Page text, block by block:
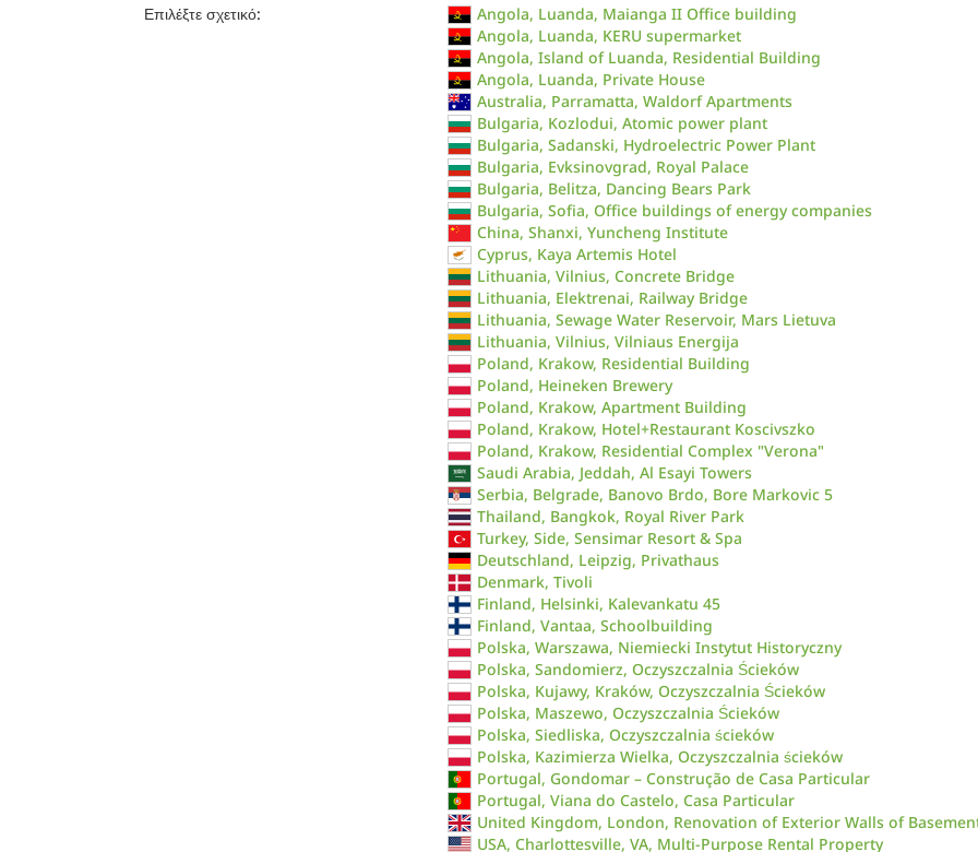
Επιλέξτε σχετικό:
Angola, Luanda, Maianga II Office building
Angola, Luanda, KERU supermarket
Angola, Island of Luanda, Residential Building
Angola, Luanda, Private House
Australia, Parramatta, Waldorf Apartments
Bulgaria, Kozlodui, Atomic power plant
Bulgaria, Sadanski, Hydroelectric Power Plant
Bulgaria, Evksinovgrad, Royal Palace
Bulgaria, Belitza, Dancing Bears Park
Bulgaria, Sofia, Office buildings of energy companies
China, Shanxi, Yuncheng Institute
Cyprus, Kaya Artemis Hotel
Lithuania, Vilnius, Concrete Bridge
Lithuania, Elektrenai, Railway Bridge
Lithuania, Sewage Water Reservoir, Mars Lietuva
Lithuania, Vilnius, Vilniaus Energija
Poland, Krakow, Residential Building
Poland, Heineken Brewery
Poland, Krakow, Apartment Building
Poland, Krakow, Hotel+Restaurant Koscivszko
Poland, Krakow, Residential Complex "Verona"
Saudi Arabia, Jeddah, Al Esayi Towers
Serbia, Belgrade, Banovo Brdo, Bore Markovic 5
Thailand, Bangkok, Royal River Park
Turkey, Side, Sensimar Resort & Spa
Deutschland, Leipzig, Privathaus
Denmark, Tivoli
Finland, Helsinki, Kalevankatu 45
Finland, Vantaa, Schoolbuilding
Polska, Warszawa, Niemiecki Instytut Historyczny
Polska, Sandomierz, Oczyszczalnia Ścieków
Polska, Kujawy, Kraków, Oczyszczalnia Ścieków
Polska, Maszewo, Oczyszczalnia Ścieków
Polska, Siedliska, Oczyszczalnia ścieków
Polska, Kazimierza Wielka, Oczyszczalnia ścieków
Portugal, Gondomar – Construção de Casa Particular
Portugal, Viana do Castelo, Casa Particular
United Kingdom, London, Renovation of Exterior Walls of
USA, Charlottesville, VA, Multi-Purpose Rental Property